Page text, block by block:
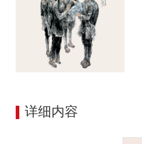
详细内容